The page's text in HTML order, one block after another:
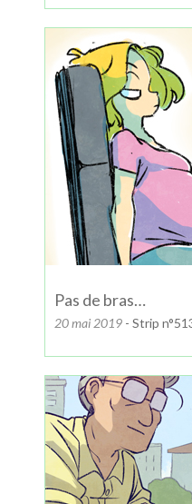
Pas de bras…
20 mai 2019 - Strip